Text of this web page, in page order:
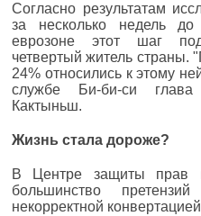
Согласно результатам
за несколько недель
еврозоне этот шаг
четвертый житель
24% относились к этому
службе Би-би-си
Кактыньш.
Жизнь стала дороже?
В Центре защиты прав
большинство
некорректной